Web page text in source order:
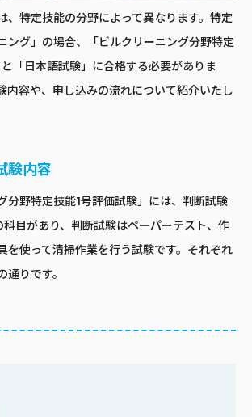
、特定技能の分野によって異なります。特定
ング」の場合、「ビルクリーニング分野特定
「日本語試験」に合格する必要がありま
内容や、申し込みの流れについて紹介いたし
験内容
分野特定技能1号評価試験」には、判断試験
目があり、判断試験はペーパーテスト、作
を使って清掃作業を行う試験です。それぞれ
りです。